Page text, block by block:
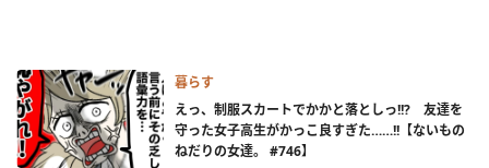
暮らす
えっ、制服スカートでかかと落としっ!!? 友達を
守った女子高生がかっこ良すぎた……!!【ないもの
ねだりの女達。 #746】